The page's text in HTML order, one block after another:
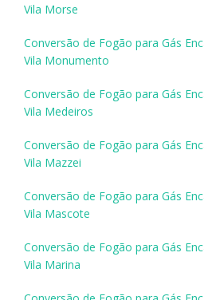
Vila Morse
Conversão de Fogão para Gás
Vila Monumento
Conversão de Fogão para Gás
Vila Medeiros
Conversão de Fogão para Gás
Vila Mazzei
Conversão de Fogão para Gás
Vila Mascote
Conversão de Fogão para Gás
Vila Marina